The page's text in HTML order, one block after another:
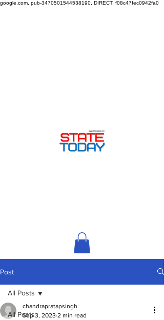
google.com, pub-3470501544538190, DIRECT, f08c47fec0942fa0
Post
All Posts
All Posts
chandrapratapsingh
Sep 3, 2023 2 min read